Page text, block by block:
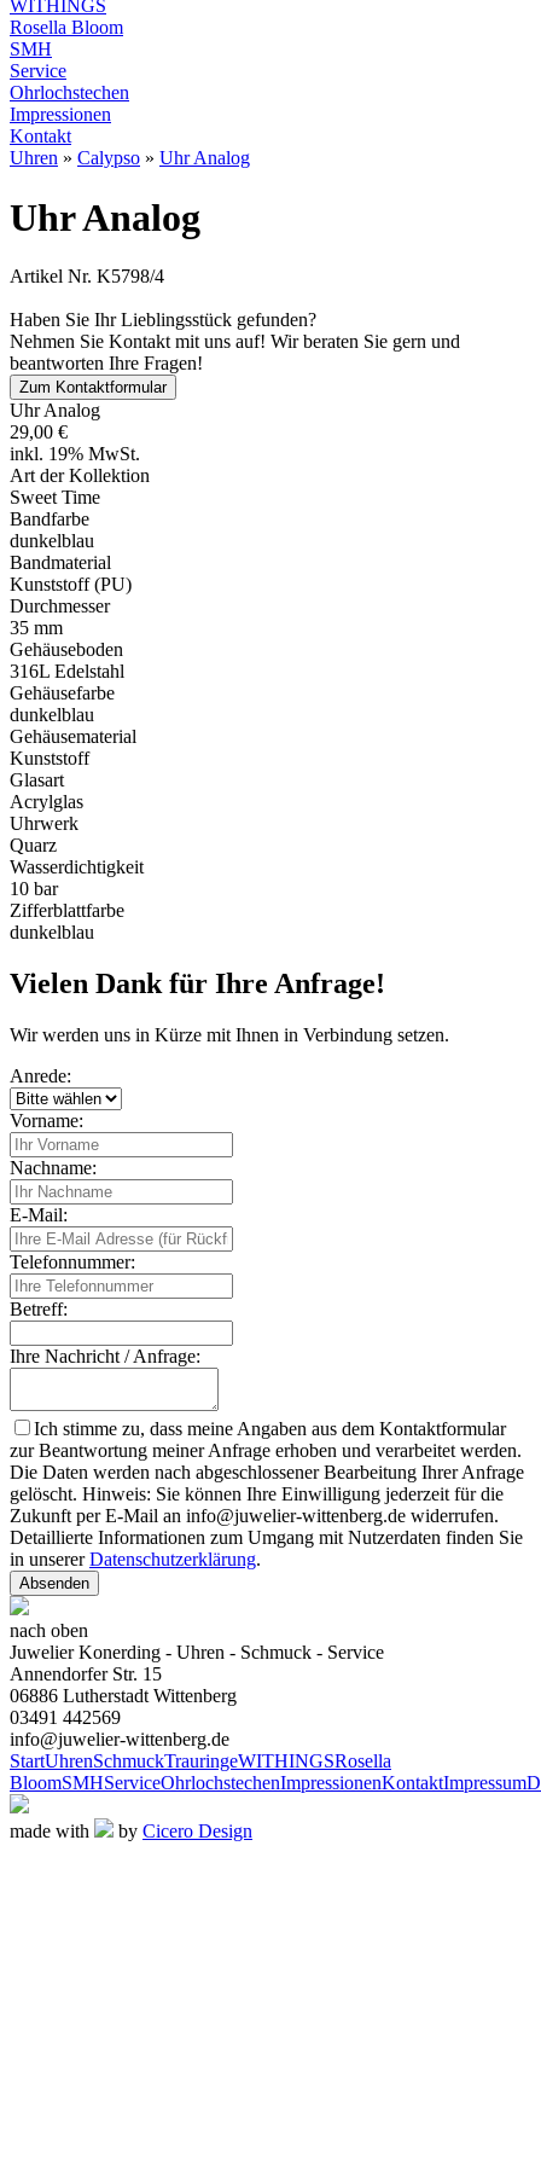
WITHINGS
Rosella Bloom
SMH
Service
Ohrlochstechen
Impressionen
Kontakt
Uhren » Calypso » Uhr Analog
Uhr Analog
Artikel Nr. K5798/4
Haben Sie Ihr Lieblingsstück gefunden?
Nehmen Sie Kontakt mit uns auf! Wir beraten Sie gern und
beantworten Ihre Fragen!
Zum Kontaktformular
Uhr Analog
29,00 €
inkl. 19% MwSt.
Art der Kollektion
Sweet Time
Bandfarbe
dunkelblau
Bandmaterial
Kunststoff (PU)
Durchmesser
35 mm
Gehäuseboden
316L Edelstahl
Gehäusefarbe
dunkelblau
Gehäusematerial
Kunststoff
Glasart
Acrylglas
Uhrwerk
Quarz
Wasserdichtigkeit
10 bar
Zifferblattfarbe
dunkelblau
Vielen Dank für Ihre Anfrage!
Wir werden uns in Kürze mit Ihnen in Verbindung setzen.
Anrede:
Vorname:
Nachname:
E-Mail:
Telefonnummer:
Betreff:
Ihre Nachricht / Anfrage:
Ich stimme zu, dass meine Angaben aus dem Kontaktformular
zur Beantwortung meiner Anfrage erhoben und verarbeitet werden.
Die Daten werden nach abgeschlossener Bearbeitung Ihrer Anfrage
gelöscht. Hinweis: Sie können Ihre Einwilligung jederzeit für die
Zukunft per E-Mail an info@juwelier-wittenberg.de widerrufen.
Detaillierte Informationen zum Umgang mit Nutzerdaten finden Sie
in unsererDatenschutzerklärung.
Absenden
nach oben
Juwelier Konerding - Uhren - Schmuck - Service
Annendorfer Str. 15
06886 Lutherstadt Wittenberg
03491 442569
info@juwelier-wittenberg.de
StartUhrenSchmuckTrauringeWITHINGSRosella
BloomSMHServiceOhrlochstechenImpressionenKontaktImpressum
made with by Cicero Design